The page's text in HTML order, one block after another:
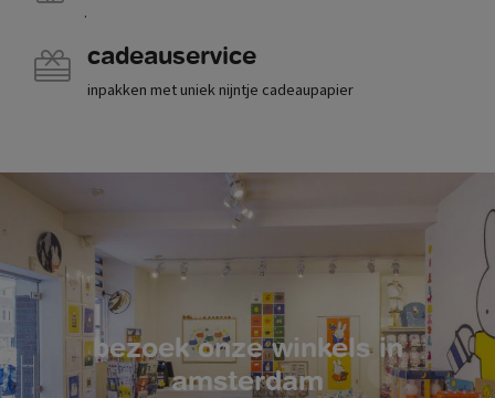
.
cadeauservice
inpakken met uniek nijntje cadeaupapier
bezoek onze winkels in
amsterdam